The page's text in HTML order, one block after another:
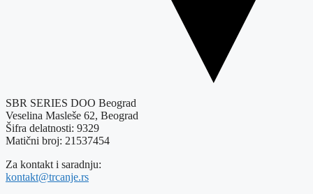
SBR SERIES DOO Beograd
Veselina Masleše 62, Beograd
Šifra delatnosti: 9329
Matični broj: 21537454
Za kontakt i saradnju:
kontakt@trcanje.rs